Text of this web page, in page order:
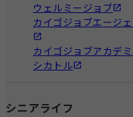
ウェルミージョブ
カイゴジョブエージ
カイゴジョブアカデ
シカトル
シニアライフ